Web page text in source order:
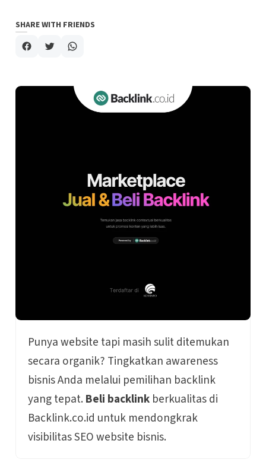
SHARE WITH FRIENDS
Punya website tapi masih sulit ditemukan
secara organik? Tingkatkan awareness
bisnis Anda melalui pemilihan backlink
yang tepat. Beli backlink berkualitas di
Backlink.co.id untuk mendongkrak
visibilitas SEO website bisnis.